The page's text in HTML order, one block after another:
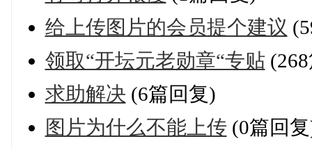
给上传图片的会员提个建议
领取“开坛元老勋章“专贴
求助解决 (6篇回复)
图片为什么不能上传 (0篇回